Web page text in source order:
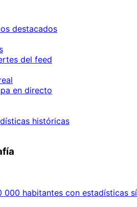
destacados
del feed
en directo
históricas
000 habitantes con estadísticas